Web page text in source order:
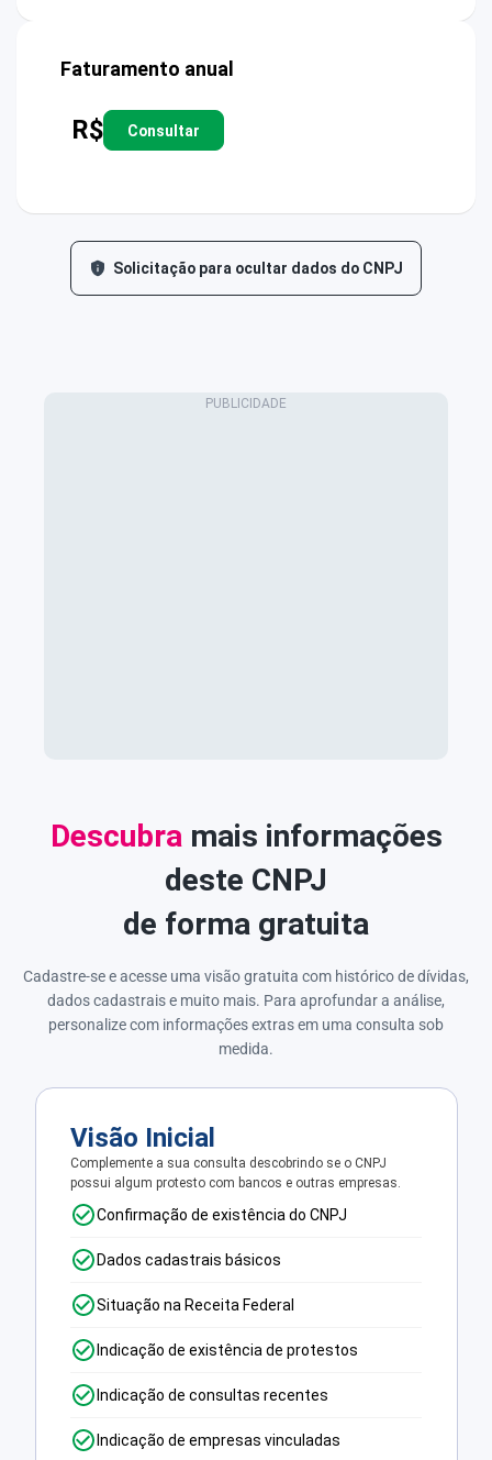
Faturamento anual
R$ Consultar
Solicitação para ocultar dados do CNPJ
Descubra mais informações
deste CNPJ
de forma gratuita
Cadastre-se e acesse uma visão gratuita com histórico de dívidas,
dados cadastrais e muito mais. Para aprofundar a análise,
personalize com informações extras em uma consulta sob
medida.
Visão Inicial
Complemente a sua consulta descobrindo se o CNPJ
possui algum protesto com bancos e outras empresas.
Confirmação de existência do CNPJ
Dados cadastrais básicos
Situação na Receita Federal
Indicação de existência de protestos
Indicação de consultas recentes
Indicação de empresas vinculadas